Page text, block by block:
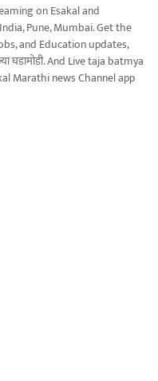
on Esakal and
Pune, Mumbai. Get the
and Education updates,
घडामोडी. And Live taja batmya
Marathi news Channel app